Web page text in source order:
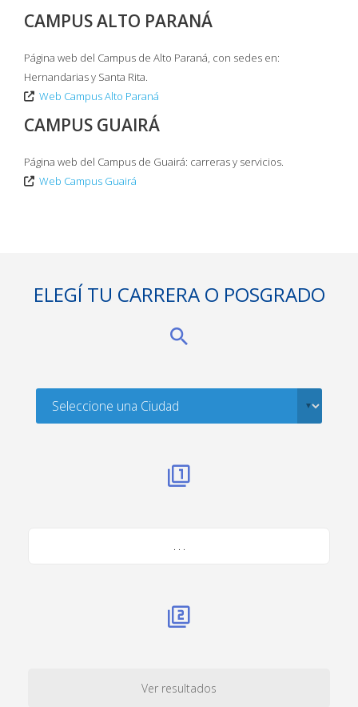
CAMPUS ALTO PARANÁ
Página web del Campus de Alto Paraná, con sedes en:
Hernandarias y Santa Rita.
Web Campus Alto Paraná
CAMPUS GUAIRÁ
Página web del Campus de Guairá: carreras y servicios.
Web Campus Guairá
ELEGÍ TU CARRERA O POSGRADO
. . .
Ver resultados